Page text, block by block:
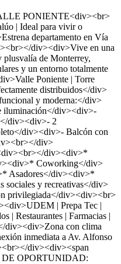
PONIENTE<div><br>
| Ideal para vivir o
departamento en Vía
div><div>Vive en una
plusvalía de Monterrey,
y un entorno totalmente
Poniente | Torre
distribuidos</div>
y moderna:</div>
iluminación</div><div>-
div><div>- 2
div><div>- Balcón con
div>
div><div>*
Coworking</div>
Asadores</div><div>*
sociales y recreativas</div>
privilegiada</div><div><br>
| Prepa Tec |
| Restaurantes | Farmacias |
div><div>Zona con clima
inmediata a Av. Alfonso
div><div><span
DE OPORTUNIDAD: